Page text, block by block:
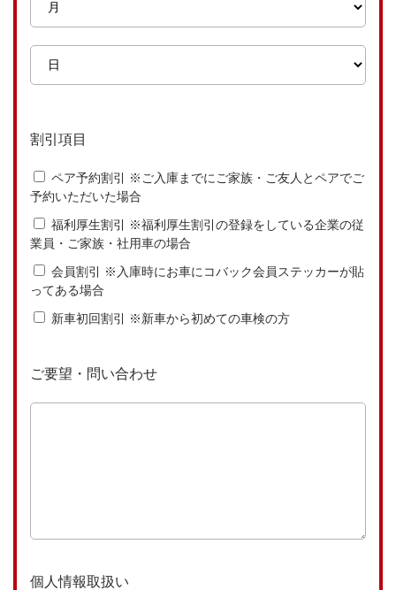
割引項目
ペア予約割引 ※ご入庫までにご家族・ご友人とペアでご
予約いただいた場合
福利厚生割引 ※福利厚生割引の登録をしている企業の従
業員・ご家族・社用車の場合
会員割引 ※入庫時にお車にコバック会員ステッカーが貼
ってある場合
新車初回割引 ※新車から初めての車検の方
ご要望・問い合わせ
個人情報取扱い